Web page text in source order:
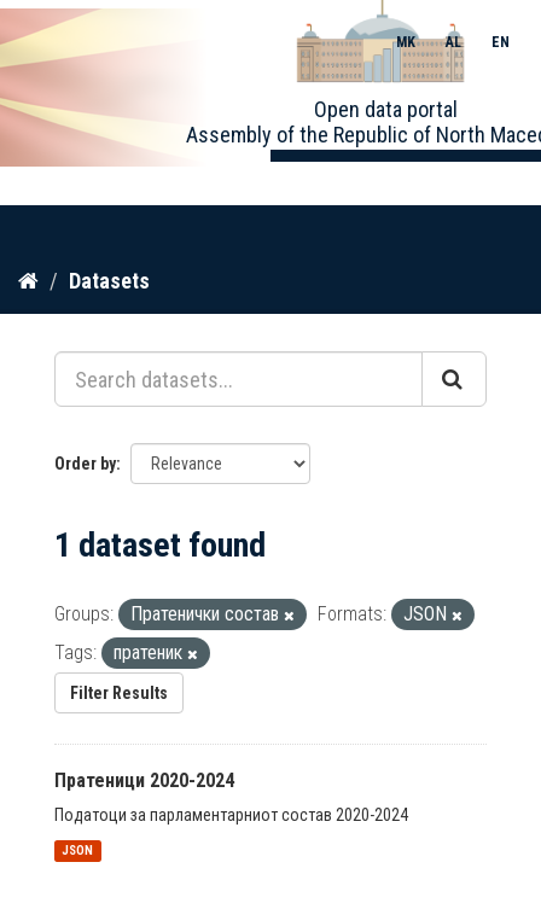
Skip
content
Open data portal
Assembly of the Republic of North
MK AL EN
Datasets
Order by
1 dataset found
Groups: Пратенички состав Formats:
JSON
Tags:
пратеник
Filter Results
Пратеници 2020-2024
Податоци за парламентарниот состав 2020-2024
JSON